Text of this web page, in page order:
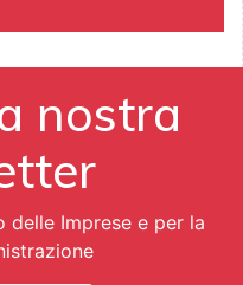
nostra
delle Imprese e per la